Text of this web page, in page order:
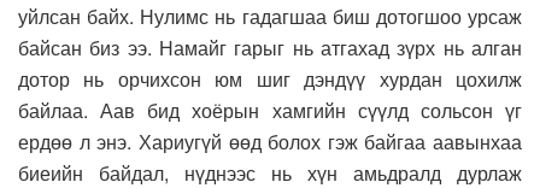
уйлсан байх. Нулимс нь гадагшаа биш дотогшоо урсаж
байсан биз ээ. Намайг гарыг нь атгахад зүрх нь алган
дотор нь орчихсон юм шиг дэндүү хурдан цохилж
байлаа. Аав бид хоёрын хамгийн сүүлд сольсон үг
ердөө л энэ. Хариугүй өөд болох гэж байгаа аавынхаа
биеийн байдал, нүднээс нь хүн амьдралд дурлаж